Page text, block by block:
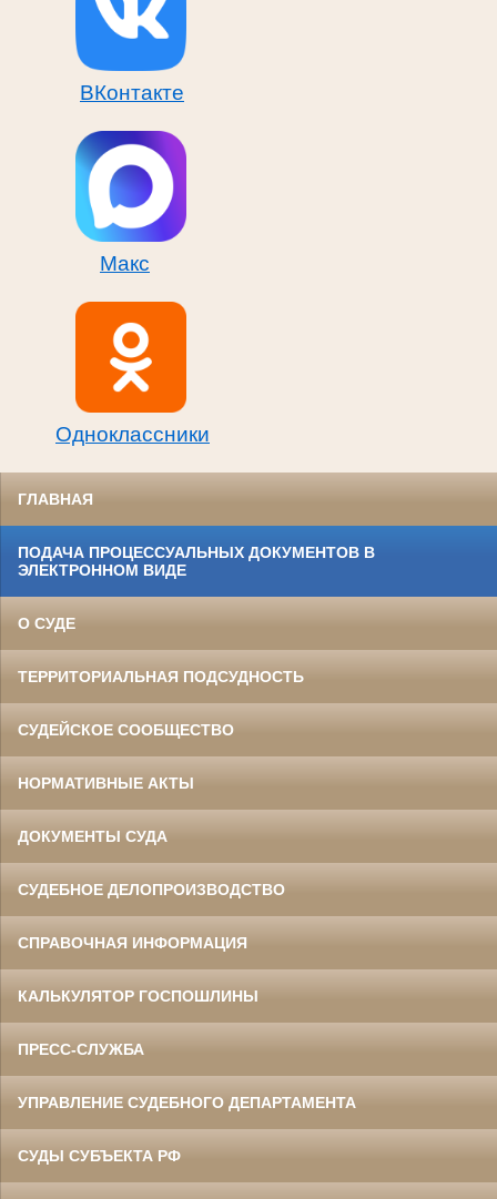
ВКонтакте
Макс
Одноклассники
ГЛАВНАЯ
ПОДАЧА ПРОЦЕССУАЛЬНЫХ ДОКУМЕНТОВ В
ЭЛЕКТРОННОМ ВИДЕ
О СУДЕ
ТЕРРИТОРИАЛЬНАЯ ПОДСУДНОСТЬ
СУДЕЙСКОЕ СООБЩЕСТВО
НОРМАТИВНЫЕ АКТЫ
ДОКУМЕНТЫ СУДА
СУДЕБНОЕ ДЕЛОПРОИЗВОДСТВО
СПРАВОЧНАЯ ИНФОРМАЦИЯ
КАЛЬКУЛЯТОР ГОСПОШЛИНЫ
ПРЕСС-СЛУЖБА
УПРАВЛЕНИЕ СУДЕБНОГО ДЕПАРТАМЕНТА
СУДЫ СУБЪЕКТА РФ